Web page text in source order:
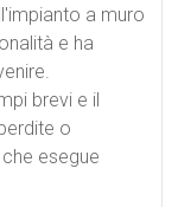
a muro
e ha
brevi e il
o
esegue